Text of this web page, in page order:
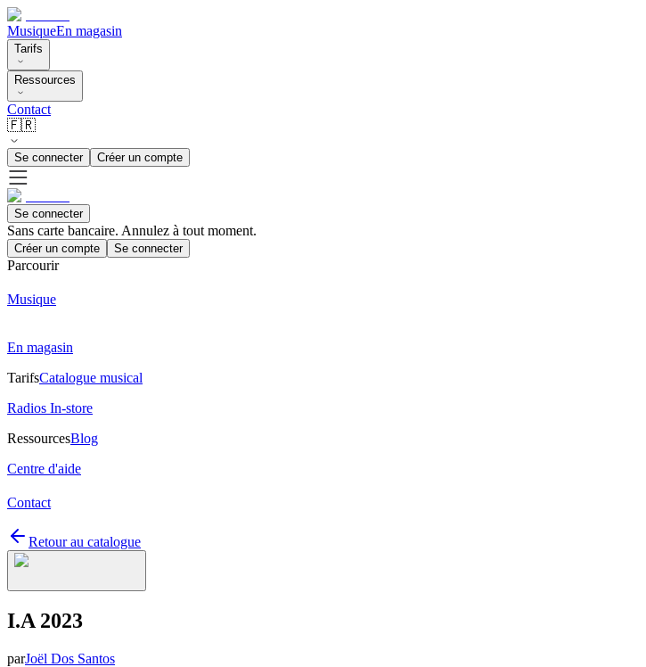
MusiqueEn magasin
Tarifs
Ressources
Contact
🇫🇷
Se connecter Créer un compte
Se connecter
Sans carte bancaire. Annulez à tout moment.
Créer un compte Se connecter
Parcourir
Musique
En magasin
TarifsCatalogue musical
Radios In-store
RessourcesBlog
Centre d'aide
Contact
Retour au catalogue
I.A 2023
parJoël Dos Santos